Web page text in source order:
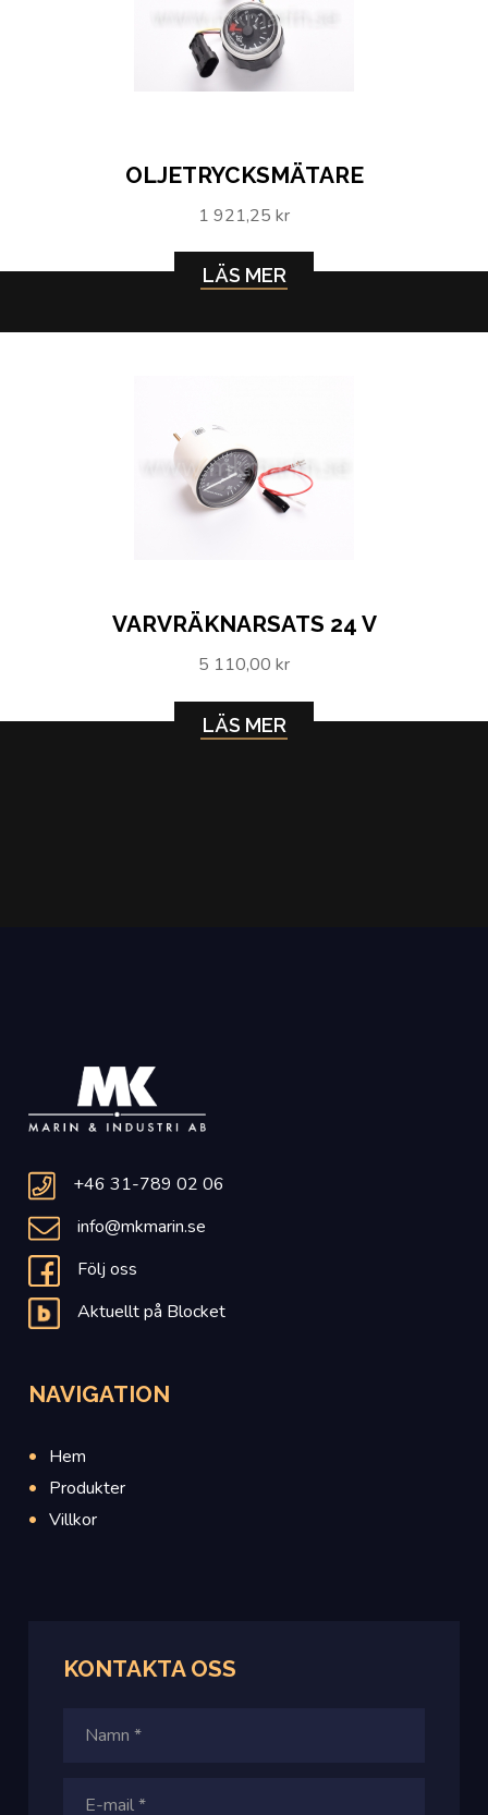
OLJETRYCKSMÄTARE
1 921,25 kr
LÄS MER
VARVRÄKNARSATS 24 V
5 110,00 kr
LÄS MER
+46 31-789 02 06
info@mkmarin.se
Följ oss
Aktuellt på Blocket
NAVIGATION
Hem
Produkter
Villkor
KONTAKTA OSS